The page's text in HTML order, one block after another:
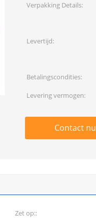
Verpakking Details:
Levertijd:
Betalingscondities:
Levering vermogen:
Contact nu
Zet op::